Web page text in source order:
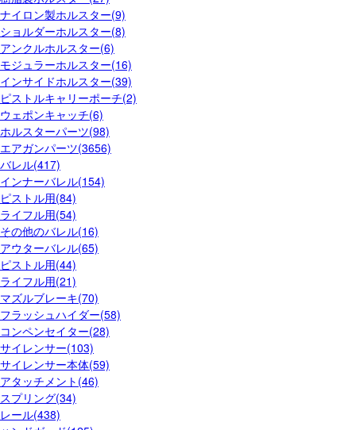
ナイロン製ホルスター(9)
ショルダーホルスター(8)
アンクルホルスター(6)
モジュラーホルスター(16)
インサイドホルスター(39)
ピストルキャリーポーチ(2)
ウェポンキャッチ(6)
ホルスターパーツ(98)
エアガンパーツ(3656)
バレル(417)
インナーバレル(154)
ピストル用(84)
ライフル用(54)
その他のバレル(16)
アウターバレル(65)
ピストル用(44)
ライフル用(21)
マズルブレーキ(70)
フラッシュハイダー(58)
コンペンセイター(28)
サイレンサー(103)
サイレンサー本体(59)
アタッチメント(46)
スプリング(34)
レール(438)